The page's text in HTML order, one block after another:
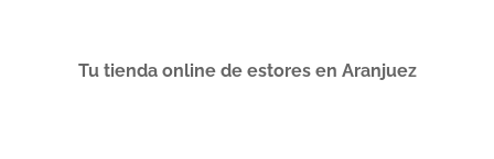
Tu tienda online de estores en Aranjuez